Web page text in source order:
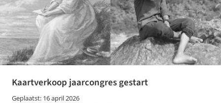
Kaartverkoop jaarcongres gestart
Geplaatst: 16 april 2026